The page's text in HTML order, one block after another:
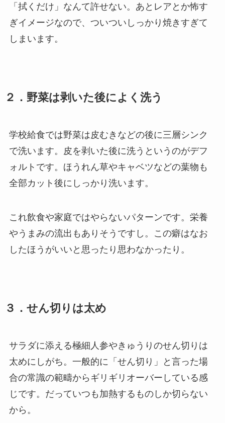
「拭くだけ」なんて許せない。あとレアとか怖す
ぎイメージなので、ついついしっかり焼きすぎて
しまいます。
２．野菜は剥いた後によく洗う
学校給食では野菜は皮むきなどの後に三層シンク
で洗います。皮を剥いた後に洗うというのがデフ
ォルトです。ほうれん草やキャベツなどの葉物も
全部カット後にしっかり洗います。
これ飲食や家庭ではやらないパターンです。栄養
やうまみの流出もありそうですし。この癖はなお
したほうがいいと思ったり思わなかったり。
３．せん切りは太め
サラダに添える極細人参やきゅうりのせん切りは
太めにしがち。一般的に「せん切り」と言った場
合の常識の範疇からギリギリオーバーしている感
じです。だっていつも加熱するものしか切らない
から。